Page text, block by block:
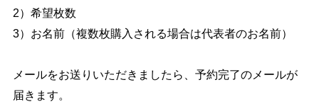
2）希望枚数
3）お名前（複数枚購入される場合は代表者のお名前）
メールをお送りいただきましたら、予約完了のメールが
届きます。